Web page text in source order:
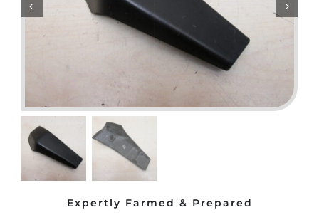
Expertly Farmed & Prepared